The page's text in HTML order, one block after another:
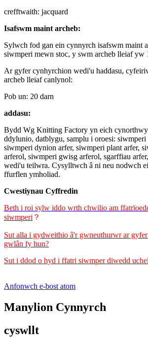
crefftwaith: jacquard
Isafswm maint archeb:
Sylwch fod gan ein cynnyrch isafswm maint
siwmperi mewn stoc, y swm archeb lleiaf yw
Ar gyfer cynhyrchion wedi'u haddasu,
archeb lleiaf canlynol:
Pob un: 20 darn
addasu:
Bydd Wg Knitting Factory yn eich
ddylunio, datblygu, samplu i oroesi: siwmperi
siwmperi dynion arfer, siwmperi plant arfer,
arferol, siwmperi gwisg arferol, sgarffiau
wedi'u teilwra. Cysylltwch â ni neu nodwch
ffurflen ymholiad.
Cwestiynau Cyffredin
Beth i roi sylw iddo wrth chwilio am
siwmperi ？
Sut alla i gydweithio â'r gwneuthurwr ar
gwlân fy hun?
Sut i ddod o hyd i ffatri siwmper diwedd
Anfonwch e-bost atom
Manylion Cynnyrch
cyswllt